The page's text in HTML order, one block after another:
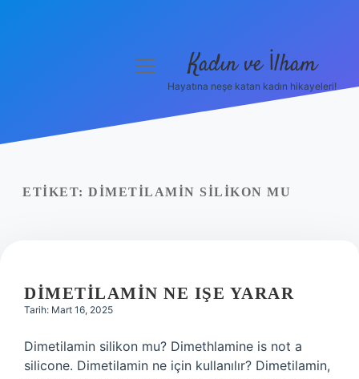
Yasal Uyarı
menüyü
Kadın ve İlham
Hayatına neşe katan kadın hikayeleri!
ETIKET: DIMETILAMIN SILIKON MU
DIMETILAMIN NE IŞE YARAR
Tarih: Mart 16, 2025
Dimetilamin silikon mu? Dimethlamine is not a
silicone. Dimetilamin ne için kullanılır? Dimetilamin,